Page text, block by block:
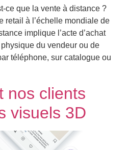
ce que la vente à distance ?
retail à l’échelle mondiale de
implique l’acte d’achat
du vendeur ou de
téléphone, sur catalogue ou
nos clients
visuels 3D